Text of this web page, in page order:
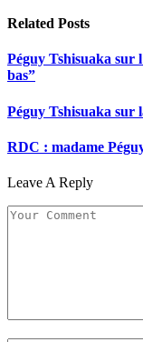
Related Posts
Péguy Tshisuaka sur
bas”
Péguy Tshisuaka sur
RDC : madame
Leave A Reply